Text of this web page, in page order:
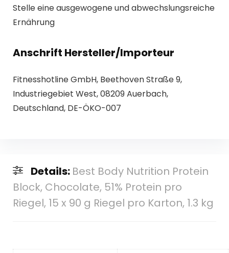
Stelle eine ausgewogene und abwechslungsreiche
Ernährung
Anschrift Hersteller/Importeur
Fitnesshotline GmbH, Beethoven Straße 9,
Industriegebiet West, 08209 Auerbach,
Deutschland, DE-ÖKO-007
Details: Best Body Nutrition Protein
Block, Chocolate, 51% Protein pro
Riegel, 15 x 90 g Riegel pro Karton, 1.3 kg